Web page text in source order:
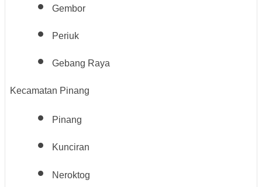
Gembor
Periuk
Gebang Raya
Kecamatan Pinang
Pinang
Kunciran
Neroktog